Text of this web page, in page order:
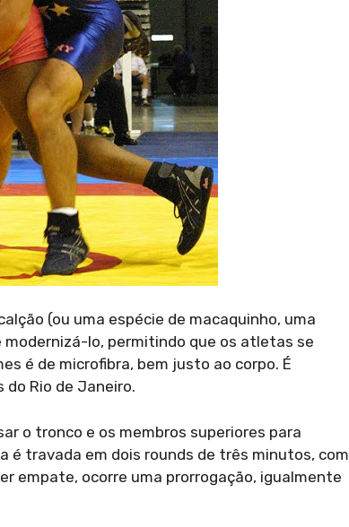
(ou uma espécie de macaquinho, uma
lo, permitindo que os atletas se
é de microfibra, bem justo ao corpo. É
Rio de Janeiro.
o tronco e os membros superiores para
é travada em dois rounds de três minutos, com
empate, ocorre uma prorrogação, igualmente